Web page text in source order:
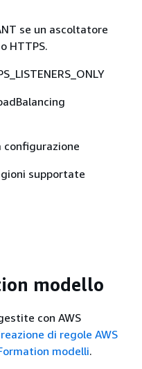
se un ascoltatore
HTTPS.
configurazione
supportate
modello
con AWS
di regole AWS
modelli.